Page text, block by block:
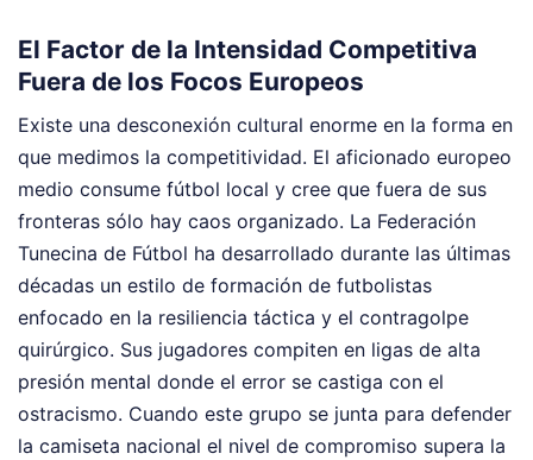
El Factor de la Intensidad Competitiva
Fuera de los Focos Europeos
Existe una desconexión cultural enorme en la forma en
que medimos la competitividad. El aficionado europeo
medio consume fútbol local y cree que fuera de sus
fronteras sólo hay caos organizado. La Federación
Tunecina de Fútbol ha desarrollado durante las últimas
décadas un estilo de formación de futbolistas
enfocado en la resiliencia táctica y el contragolpe
quirúrgico. Sus jugadores compiten en ligas de alta
presión mental donde el error se castiga con el
ostracismo. Cuando este grupo se junta para defender
la camiseta nacional el nivel de compromiso supera la